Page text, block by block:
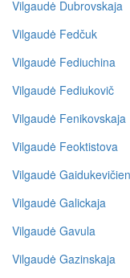
Vilgaudė Dubrovskaja
Vilgaudė Fedčuk
Vilgaudė Fediuchina
Vilgaudė Fediukovič
Vilgaudė Fenikovskaja
Vilgaudė Feoktistova
Vilgaudė
Vilgaudė Galickaja
Vilgaudė Gavula
Vilgaudė Gazinskaja